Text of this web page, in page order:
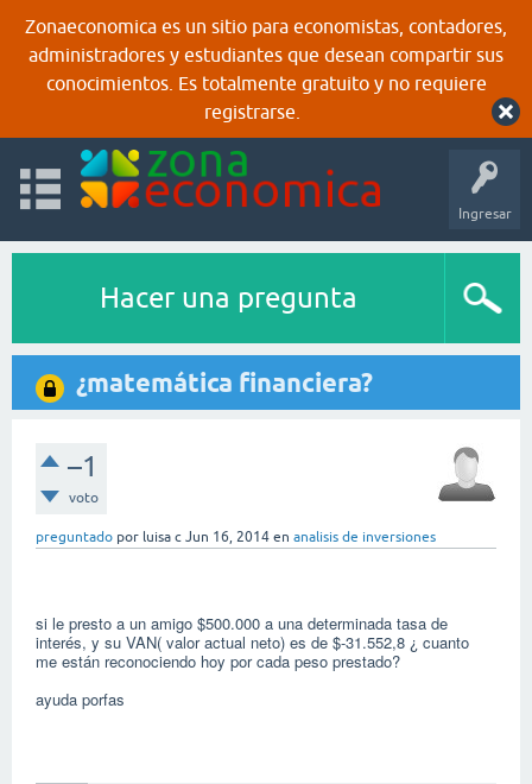
Zonaeconomica es un sitio para economistas, contadores,
administradores y estudiantes que desean compartir sus
conocimientos. Es totalmente gratuito y no requiere
registrarse.
Ingresar
Hacer una pregunta
¿matemática financiera?
–1
voto
preguntado por luisa c Jun 16, 2014 en analisis de inversiones
si le presto a un amigo $500.000 a una determinada tasa de
interés, y su VAN( valor actual neto) es de $-31.552,8 ¿ cuanto
me están reconociendo hoy por cada peso prestado?
ayuda porfas